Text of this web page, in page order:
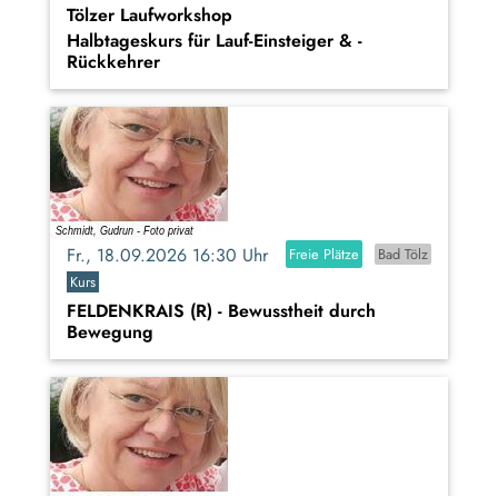
Tölzer Laufworkshop
Halbtageskurs für Lauf-Einsteiger & -
Rückkehrer
Fr., 18.09.2026 16:30 Uhr Freie Plätze
Bad Tölz
Kurs
FELDENKRAIS (R) - Bewusstheit durch
Bewegung